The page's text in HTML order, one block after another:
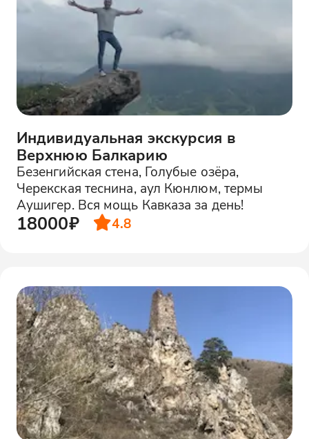
Индивидуальная экскурсия в
Верхнюю Балкарию
Безенгийская стена, Голубые озёра,
Черекская теснина, аул Кюнлюм, термы
Аушигер. Вся мощь Кавказа за день!
18000₽ 4.8